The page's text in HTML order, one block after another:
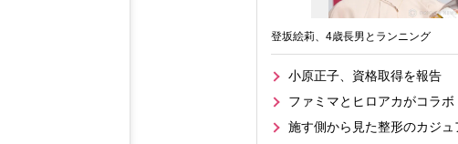
登坂絵莉、4歳長男とランニング
小原正子、資格取得を報告
ファミマとヒロアカがコラボ
施す側から見た整形のカジュ